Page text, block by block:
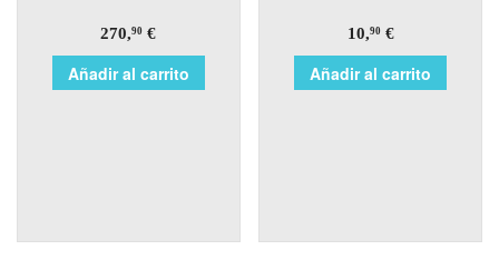
270,90 €
Añadir al carrito
10,90€
Añadir al carrito